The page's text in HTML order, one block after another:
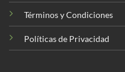
Términos y Condiciones
Políticas de Privacidad